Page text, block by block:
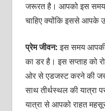
जरूरत है। आपको इस समय
चाहिए क्‍योंकि इससे आपके
प्रेम जीवन:इस समय
का डर है। इस सप्‍ताह को
ओर से एडजस्‍ट करने की
साथ तीर्थस्‍थल की
यात्रा से आपको राहत